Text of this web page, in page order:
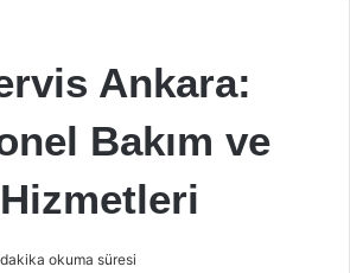
Ankara:
Bakım ve
okuma süresi